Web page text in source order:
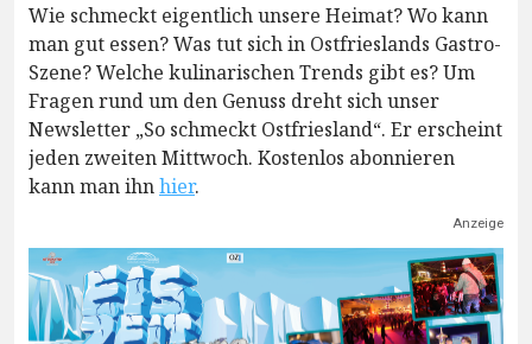
Wie schmeckt eigentlich unsere Heimat? Wo kann
man gut essen? Was tut sich in Ostfrieslands Gastro-
Szene? Welche kulinarischen Trends gibt es? Um
Fragen rund um den Genuss dreht sich unser
Newsletter „So schmeckt Ostfriesland“. Er erscheint
jeden zweiten Mittwoch. Kostenlos abonnieren
kann man ihnhier.
Anzeige